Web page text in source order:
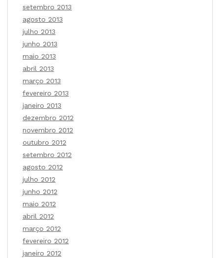
setembro 2013
agosto 2013
julho 2013
junho 2013
maio 2013
abril 2013
março 2013
fevereiro 2013
janeiro 2013
dezembro 2012
novembro 2012
outubro 2012
setembro 2012
agosto 2012
julho 2012
junho 2012
maio 2012
abril 2012
março 2012
fevereiro 2012
janeiro 2012